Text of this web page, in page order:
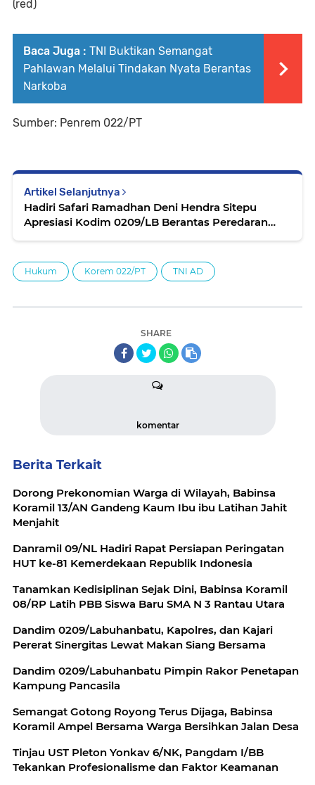
(red)
Baca Juga : TNI Buktikan Semangat
Pahlawan Melalui Tindakan Nyata Berantas
Narkoba
Sumber: Penrem 022/PT
Artikel Selanjutnya
Hadiri Safari Ramadhan Deni Hendra Sitepu
Apresiasi Kodim 0209/LB Berantas Peredaran
Hukum Korem 022/PT TNI AD
SHARE
komentar
Berita Terkait
Dorong Prekonomian Warga di Wilayah, Babinsa
Koramil 13/AN Gandeng Kaum Ibu ibu Latihan Jahit
Menjahit
Danramil 09/NL Hadiri Rapat Persiapan Peringatan
HUT ke-81 Kemerdekaan Republik Indonesia
Tanamkan Kedisiplinan Sejak Dini, Babinsa Koramil
08/RP Latih PBB Siswa Baru SMA N 3 Rantau Utara
Dandim 0209/Labuhanbatu, Kapolres, dan Kajari
Pererat Sinergitas Lewat Makan Siang Bersama
Dandim 0209/Labuhanbatu Pimpin Rakor Penetapan
Kampung Pancasila
Semangat Gotong Royong Terus Dijaga, Babinsa
Koramil Ampel Bersama Warga Bersihkan Jalan Desa
Tinjau UST Pleton Yonkav 6/NK, Pangdam I/BB
Tekankan Profesionalisme dan Faktor Keamanan